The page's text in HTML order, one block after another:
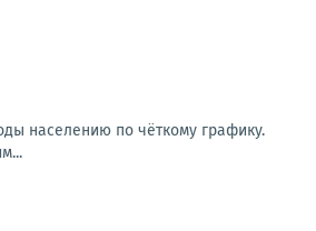
населению по чёткому графику.